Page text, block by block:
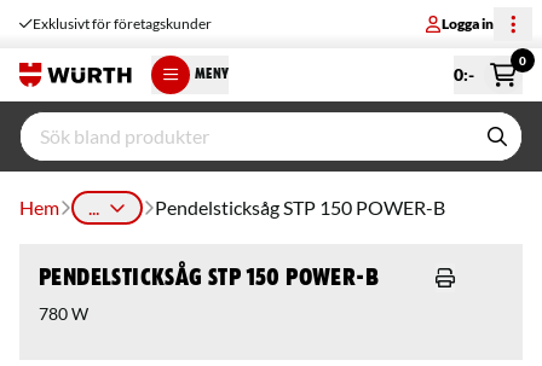
Exklusivt för företagskunder Logga in
MENY 0:-
0
Hem ... Pendelsticksåg STP 150 POWER-B
Pendelsticksåg STP 150 POWER-B
780 W